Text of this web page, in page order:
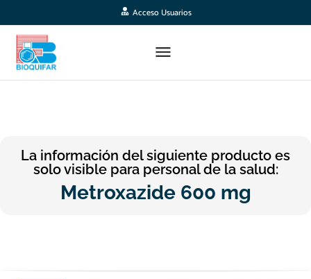
Acceso Usuarios
La información del siguiente producto es
solo visible para personal de la salud:
Metroxazide 600 mg